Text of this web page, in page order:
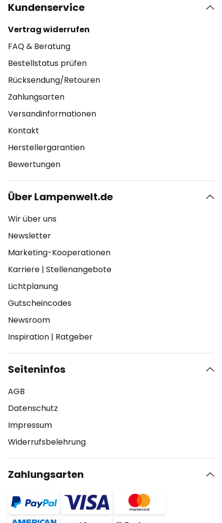
Kundenservice
Vertrag widerrufen
FAQ & Beratung
Bestellstatus prüfen
Rücksendung/Retouren
Zahlungsarten
Versandinformationen
Kontakt
Herstellergarantien
Bewertungen
Über Lampenwelt.de
Wir über uns
Newsletter
Marketing-Kooperationen
Karriere | Stellenangebote
Lichtplanung
Gutscheincodes
Newsroom
Inspiration | Ratgeber
Seiteninfos
AGB
Datenschutz
Impressum
Widerrufsbelehrung
Zahlungsarten